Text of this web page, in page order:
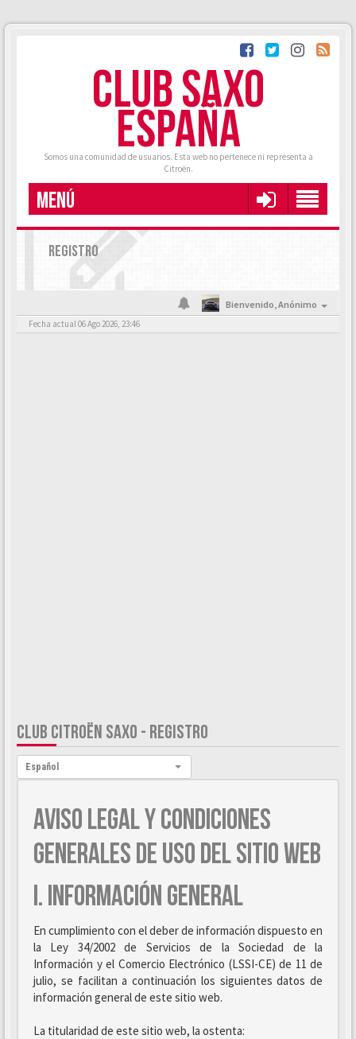
CLUB SAXO
ESPAÑA
Somos una comunidad de usuarios. Esta web no pertenece ni representa a
Citroën.
MENÚ
REGISTRO
Bienvenido,Anónimo
Fecha actual 06 Ago 2026, 23:46
CLUB CITROËN SAXO - REGISTRO
Idioma:
Español
AVISO LEGAL Y CONDICIONES
GENERALES DE USO DEL SITIO WEB
I. INFORMACIÓN GENERAL
En cumplimiento con el deber de información dispuesto en
la Ley 34/2002 de Servicios de la Sociedad de la
Información y el Comercio Electrónico (LSSI-CE) de 11 de
julio, se facilitan a continuación los siguientes datos de
información general de este sitio web.
La titularidad de este sitio web, la ostenta: